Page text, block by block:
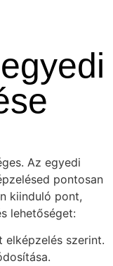
Az egyedi
pontosan
kiinduló pont,
lehetőséget:
elképzelés szerint.